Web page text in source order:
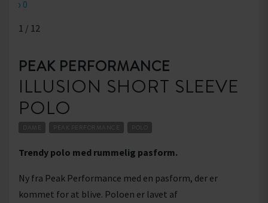
1 / 12
PEAK PERFORMANCE
ILLUSION SHORT SLEEVE
POLO
DAME PEAK PERFORMANCE
Trendy polo med rummelig pasform.
Ny fra Peak Performance med en pasform, der er
kommet for at blive. Poloen er lavet af